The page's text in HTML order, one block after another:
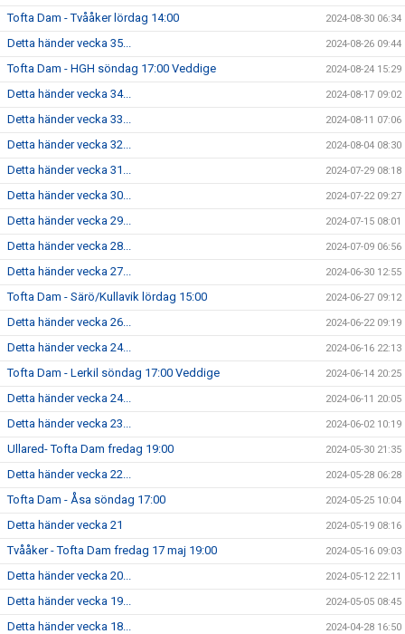
Tofta Dam - Tvååker lördag 14:00 2024-08-30 06:34
Detta händer vecka 35... 2024-08-26 09:44
Tofta Dam - HGH söndag 17:00 Veddige 2024-08-24 15:29
Detta händer vecka 34... 2024-08-17 09:02
Detta händer vecka 33... 2024-08-11 07:06
Detta händer vecka 32... 2024-08-04 08:30
Detta händer vecka 31... 2024-07-29 08:18
Detta händer vecka 30... 2024-07-22 09:27
Detta händer vecka 29... 2024-07-15 08:01
Detta händer vecka 28... 2024-07-09 06:56
Detta händer vecka 27... 2024-06-30 12:55
Tofta Dam - Särö/Kullavik lördag 15:00 2024-06-27 09:12
Detta händer vecka 26... 2024-06-22 09:19
Detta händer vecka 24... 2024-06-16 22:13
Tofta Dam - Lerkil söndag 17:00 Veddige 2024-06-14 20:25
Detta händer vecka 24... 2024-06-11 20:05
Detta händer vecka 23... 2024-06-02 10:19
Ullared- Tofta Dam fredag 19:00 2024-05-30 21:35
Detta händer vecka 22... 2024-05-28 06:28
Tofta Dam - Åsa söndag 17:00 2024-05-25 10:04
Detta händer vecka 21 2024-05-19 08:16
Tvååker - Tofta Dam fredag 17 maj 19:00 2024-05-16 09:03
Detta händer vecka 20... 2024-05-12 22:11
Detta händer vecka 19... 2024-05-05 08:45
Detta händer vecka 18... 2024-04-28 16:50